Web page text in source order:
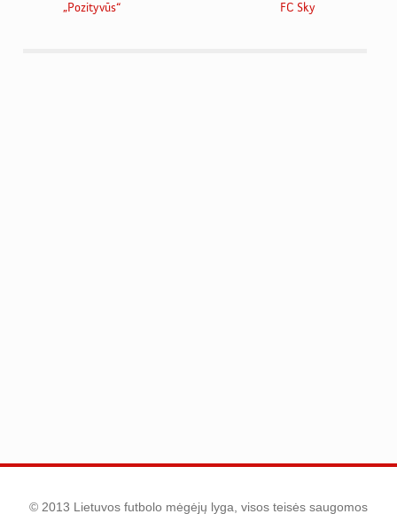
„Pozityvūs“ FC Sky
© 2013 Lietuvos futbolo mėgėjų lyga, visos teisės saugomos